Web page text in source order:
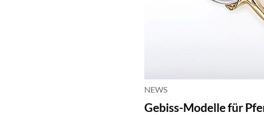
NEWS
Gebiss-Modelle für